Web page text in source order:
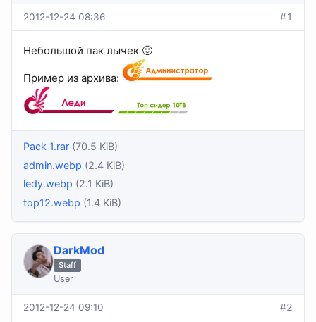
2012-12-24 08:36 #1
Небольшой пак лычек 🙂
Пример из архива:
Pack 1.rar (70.5 KiB)
admin.webp (2.4 KiB)
ledy.webp (2.1 KiB)
top12.webp (1.4 KiB)
DarkMod
Staff
User
2012-12-24 09:10 #2